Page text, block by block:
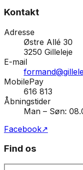
Kontakt
Adresse
Østre Allé 30
3250 Gilleleje
E-mail
MobilePay
616 813
Åbningstider
Man – Søn:
Facebook↗
Find os